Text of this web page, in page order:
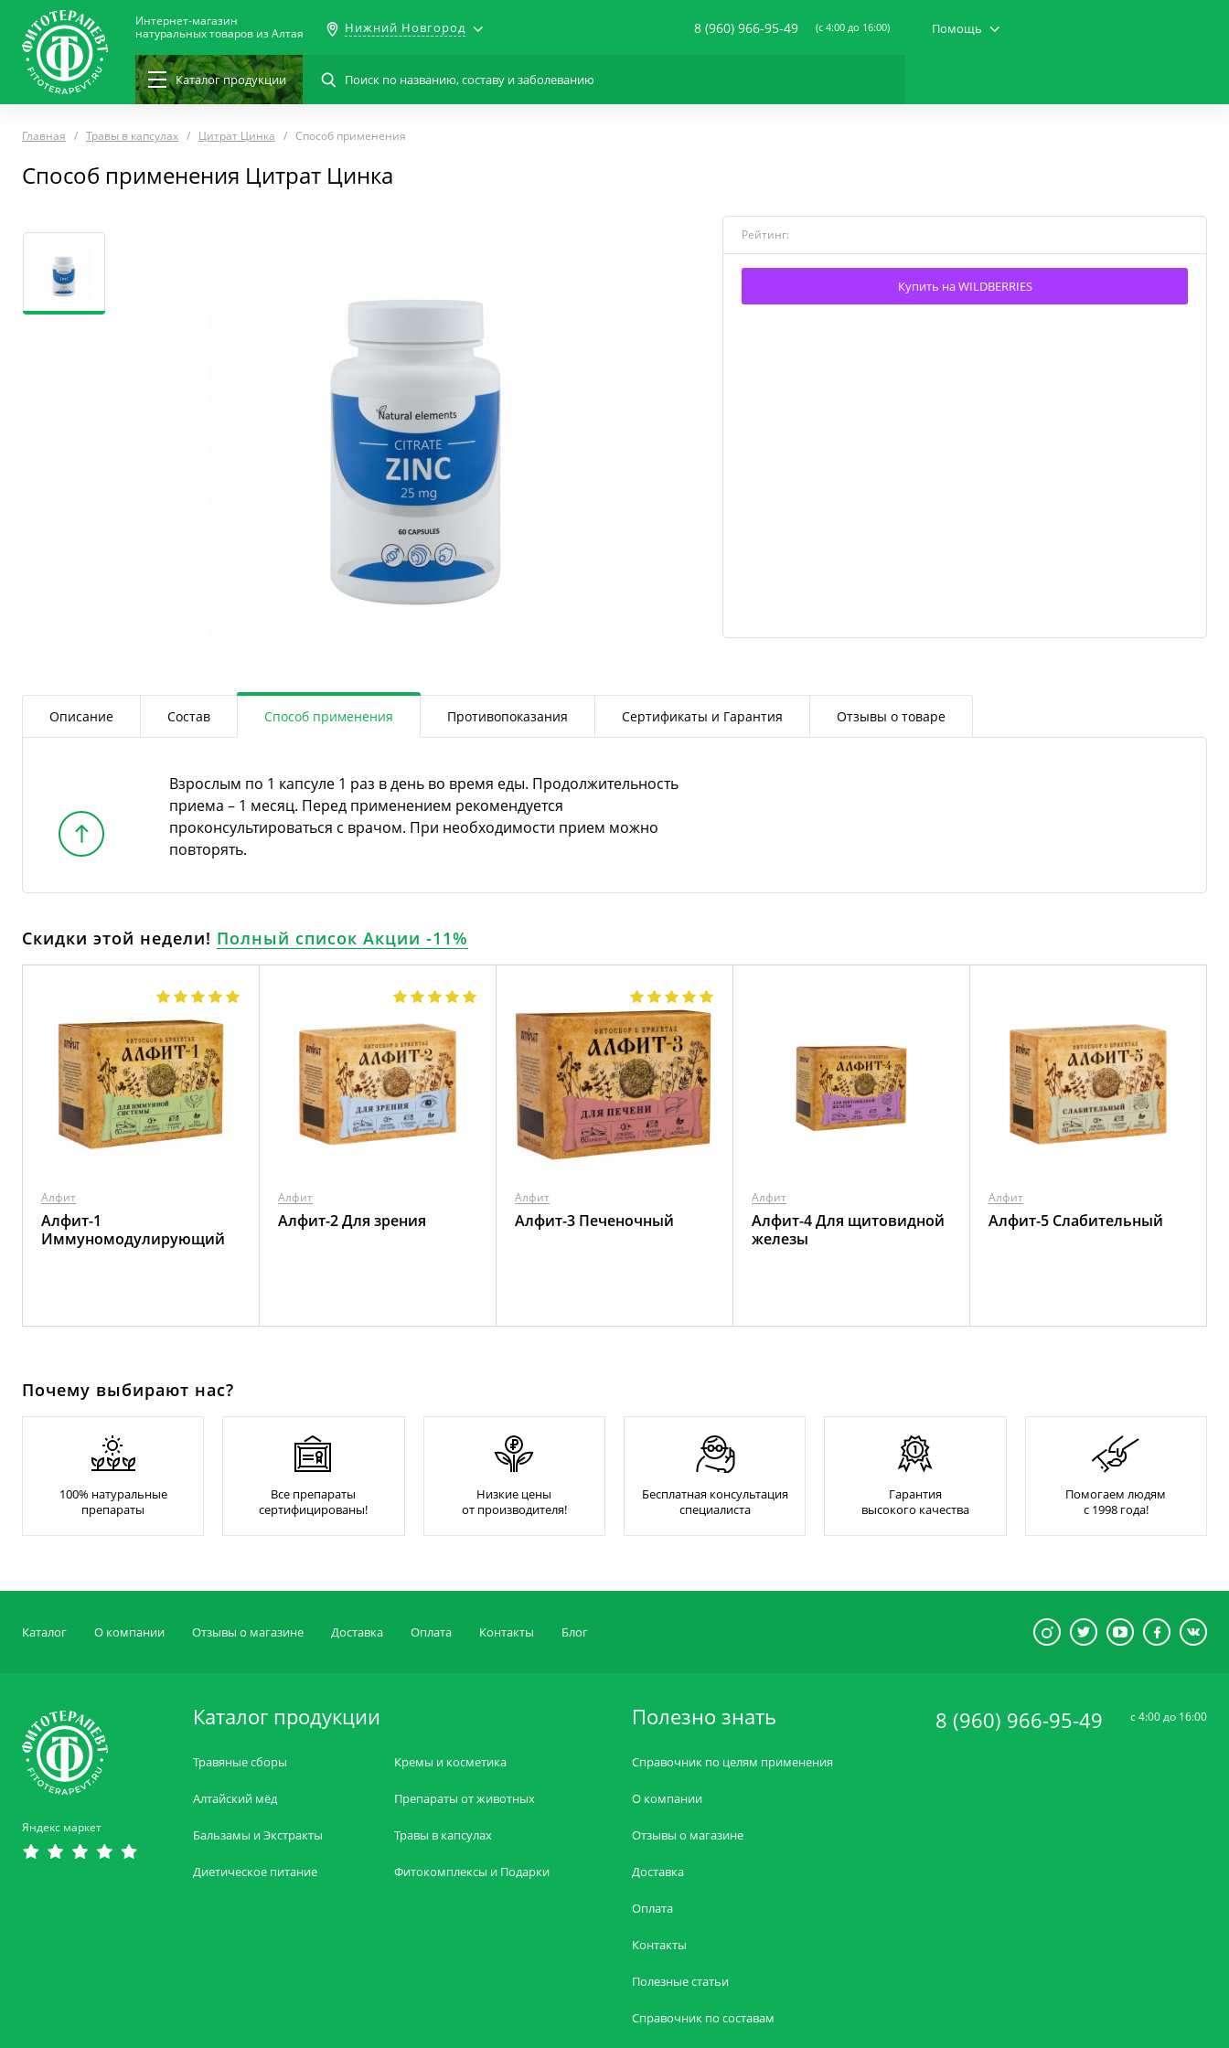
Интернет-магазин
натуральных товаров из Алтая
Нижний Новгород 8 (960) 966-95-49 (c 4:00 до 16:00) Помощь
Каталогпродукции
Главная Травы в капсулах Цитрат Цинка Способ применения
Способ применения Цитрат Цинка
Рейтинг:
Купить на WILDBERRIES
Описание Состав Способ применения Противопоказания Сертификаты и Гарантия Отзывы о товаре
Взрослым по 1 капсуле 1 раз в день во время еды. Продолжительность
приема – 1 месяц. Перед применением рекомендуется
проконсультироваться с врачом. При необходимости прием можно
повторять.
Скидки этой недели! Полный список Акции -11%
Алфит
Алфит-1
Иммуномодулирующий
Алфит
Алфит-2 Для зрения
Алфит
Алфит-3 Печеночный
Алфит
Алфит-4 Для щитовидной
железы
Алфит
Алфит-5 Слабительный
Почему выбирают нас?
100% натуральные
препараты
Все препараты
сертифицированы!
Низкие цены
от производителя!
Бесплатная консультация
специалиста
Гарантия
высокого качества
Помогаем людям
с 1998 года!
Каталог О компании Отзывы о магазине Доставка Оплата Контакты Блог
Яндекс маркет
Каталог продукции
Травяные сборы
Алтайский мёд
Бальзамы и Экстракты
Диетическое питание
Кремы и косметика
Препараты от животных
Травы в капсулах
Фитокомплексы и Подарки
Полезно знать
Справочник по целям применения
О компании
Отзывы о магазине
Доставка
Оплата
Контакты
Полезные статьи
Справочник по составам
8 (960) 966-95-49 c 4:00 до 16:00